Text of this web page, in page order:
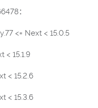
：
<= Next < 15.0.5
< 15.1.9
< 15.2.6
< 15.3.6